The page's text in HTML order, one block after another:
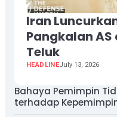
Iran
Pangkalan
Teluk
HEADLINEJuly 13, 2026
Bahaya Pemimpin
terhadap